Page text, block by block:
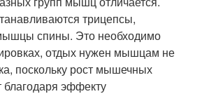
трицепсы,
спины. Это необходимо
отдых нужен мышцам не
поскольку рост мышечных
благодаря эффекту